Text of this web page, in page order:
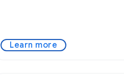
Learn more